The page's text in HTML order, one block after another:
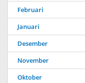
Februari
Januari
Desember
November
Oktober